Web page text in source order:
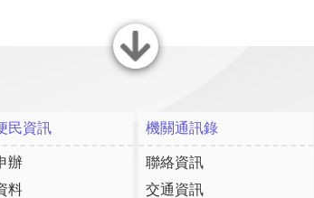
關閉
民資訊
辦
料
機關通訊錄
聯絡資訊
交通資訊